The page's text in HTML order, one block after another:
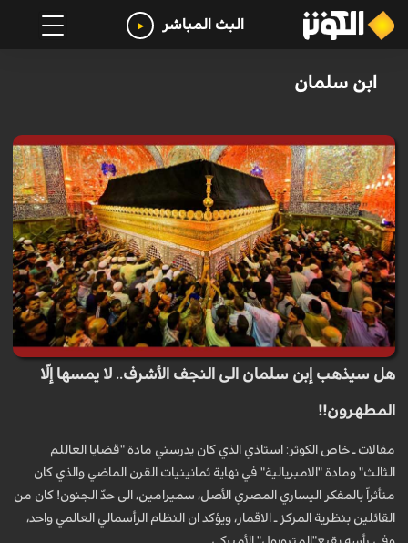
البث المباشر
ابن سلمان
هل سيذهب إبن سلمان الى النجف الأشرف.. لا يمسها إلّا
المطهرون!!
مقالات ـ خاص الكوثر: استاذي الذي كان يدرسني مادة "قضايا العاللم
الثالث" ومادة "الامبريالية" في نهاية ثمانينيات القرن الماضي والذي كان
متأثراً بالمفكر اليساري المصري الأصل، سميرامين، الى حدّ الجنون! كان من
القائلين بنظرية المركز ـ الاقمار، ويؤكد ان النظام الرأسمالي العالمي واحد،